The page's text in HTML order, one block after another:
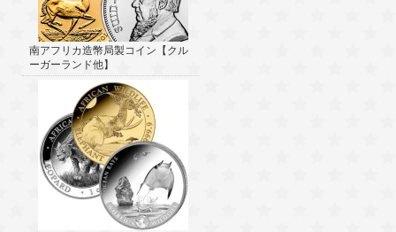
南アフリカ造幣局製コイン【クル
ーガーランド他】